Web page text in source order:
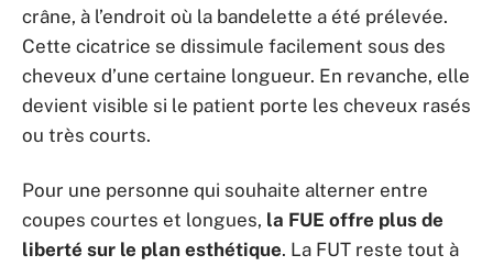
crâne, à l’endroit où la bandelette a été prélevée.
Cette cicatrice se dissimule facilement sous des
cheveux d’une certaine longueur. En revanche, elle
devient visible si le patient porte les cheveux rasés
ou très courts.
Pour une personne qui souhaite alterner entre
coupes courtes et longues, la FUE offre plus de
liberté sur le plan esthétique. La FUT reste tout à